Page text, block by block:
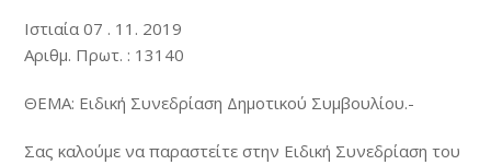
Ιστιαία 07 . 11. 2019
Αριθμ. Πρωτ. : 13140
ΘΕΜΑ: Ειδική Συνεδρίαση Δημοτικού Συμβουλίου.-
Σας καλούμε να παραστείτε στην Ειδική Συνεδρίαση του